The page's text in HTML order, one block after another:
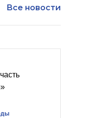
Все новости